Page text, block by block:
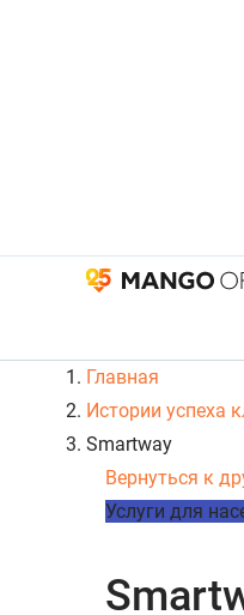
Главная
Истории успеха
Smartway
Вернуться к
Услуги для